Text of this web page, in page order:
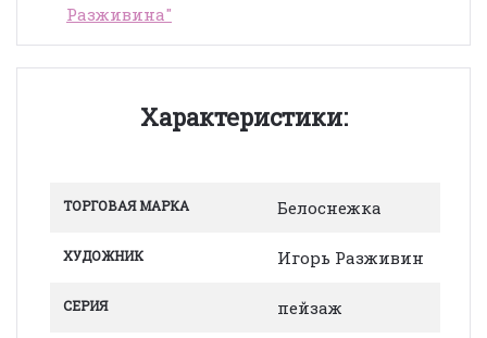
Разживина"
Характеристики:
ТОРГОВАЯ МАРКА Белоснежка
ХУДОЖНИК Игорь Разживин
СЕРИЯ пейзаж